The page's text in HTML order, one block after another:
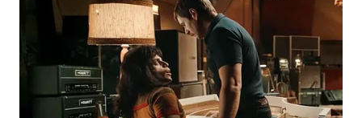
MAJALENGKA
SUBANG
WN